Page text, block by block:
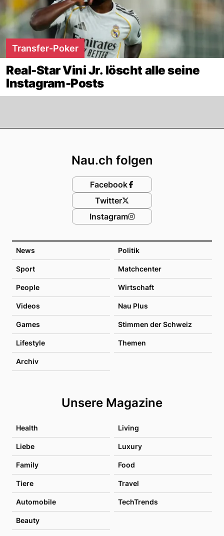
Transfer-Poker
Real-Star Vini Jr. löscht alle seine
Instagram-Posts
News Politik
Sport Matchcenter
People Wirtschaft
Videos Nau Plus
Games Stimmen der Schweiz
Lifestyle Themen
Archiv
Unsere Magazine
Health Living
Liebe Luxury
Family Food
Tiere Travel
Automobile TechTrends
Beauty
Nau.ch folgen
Facebook
Twitter
Instagram